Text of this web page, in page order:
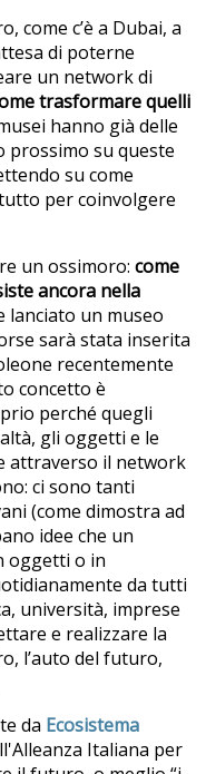
come c’è a Dubai, a
di poterne
un network di
trasformare quelli
hanno già delle
prossimo su queste
su come
per coinvolgere
un ossimoro: come
ancora nella
lanciato un museo
sarà stata inserita
recentemente
concetto è
perché quegli
gli oggetti e le
attraverso il network
ci sono tanti
(come dimostra ad
idee che un
oggetti o in
da tutti
università, imprese
e realizzare la
l’auto del futuro,
da Ecosistema
Italiana per